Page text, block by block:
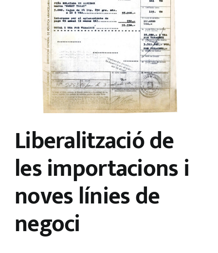
Liberalització de
les importacions i
noves línies de
negoci